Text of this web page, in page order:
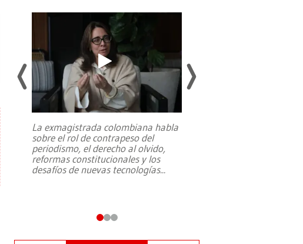
La exmagistrada colombiana habla
sobre el rol de contrapeso del
periodismo, el derecho al olvido,
reformas constitucionales y los
desafíos de nuevas tecnologías...